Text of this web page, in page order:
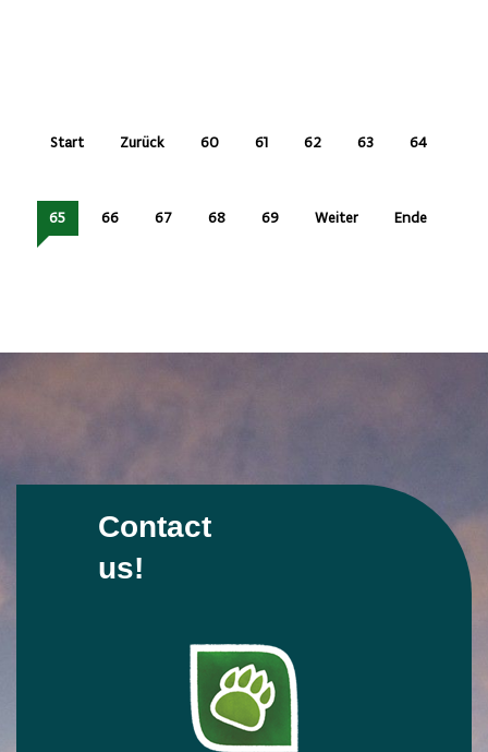
Start Zurück 60 61 62 63 64
65 66 67 68 69 Weiter Ende
Contact
us!